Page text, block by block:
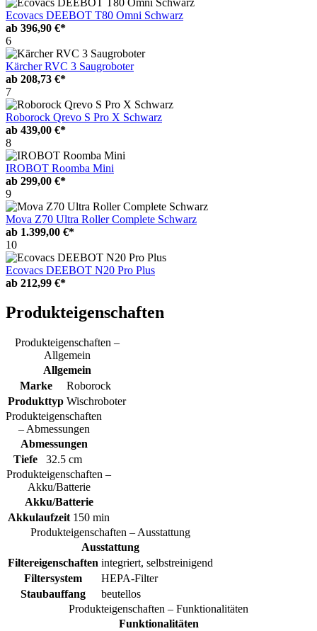
Ecovacs DEEBOT T80 Omni Schwarz
ab 396,90 €*
6
Kärcher RVC 3 Saugroboter
ab 208,73 €*
7
Roborock Qrevo S Pro X Schwarz
ab 439,00 €*
8
IROBOT Roomba Mini
ab 299,00 €*
9
Mova Z70 Ultra Roller Complete Schwarz
ab 1.399,00 €*
10
Ecovacs DEEBOT N20 Pro Plus
ab 212,99 €*
Produkteigenschaften
Produkteigenschaften –
Allgemein
Allgemein
Marke
Roborock
Produkttyp Wischroboter
Produkteigenschaften
– Abmessungen
Abmessungen
Tiefe
32.5 cm
Produkteigenschaften –
Akku/Batterie
Akku/Batterie
Akkulaufzeit 150 min
Produkteigenschaften – Ausstattung
Ausstattung
Filtereigenschaften integriert, selbstreinigend
Filtersystem
HEPA-Filter
Staubauffang
beutellos
Produkteigenschaften – Funktionalitäten
Funktionalitäten